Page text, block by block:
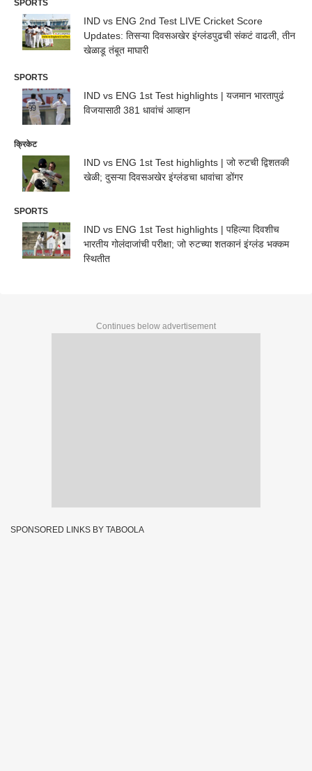
SPORTS
IND vs ENG 2nd Test LIVE Cricket Score
Updates: तिसऱ्या दिवसअखेर इंग्लंडपुढची संकटं वाढली, तीन
खेळाडू तंबूत माघारी
SPORTS
IND vs ENG 1st Test highlights | यजमान भारतापुढं
विजयासाठी 381 धावांचं आव्हान
क्रिकेट
IND vs ENG 1st Test highlights | जो रुटची द्विशतकी
खेळी; दुसऱ्या दिवसअखेर इंग्लंडचा धावांचा डोंगर
SPORTS
IND vs ENG 1st Test highlights | पहिल्या दिवशीच
भारतीय गोलंदाजांची परीक्षा; जो रुटच्या शतकानं इंग्लंड भक्कम
स्थितीत
Continues below advertisement
SPONSORED LINKS BY TABOOLA